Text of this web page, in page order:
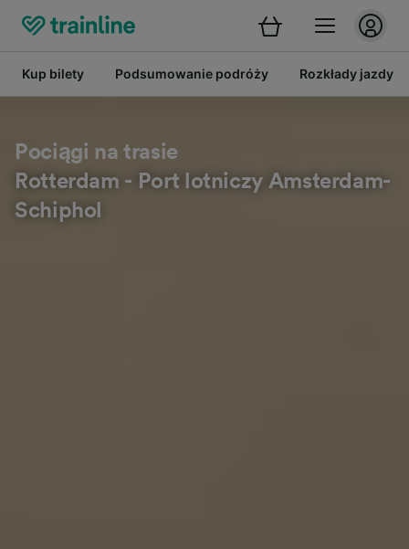
Kup bilety Podsumowanie podróży Rozkłady jazdy
Pociągi na trasie
Rotterdam - Port lotniczy Amsterdam-
Schiphol